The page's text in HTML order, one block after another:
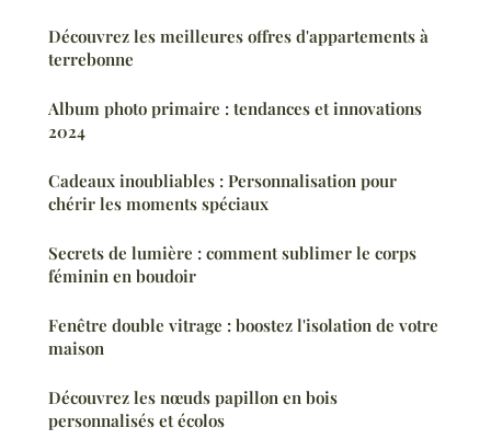
Découvrez les meilleures offres d'appartements à
terrebonne
Album photo primaire : tendances et innovations
2024
Cadeaux inoubliables : Personnalisation pour
chérir les moments spéciaux
Secrets de lumière : comment sublimer le corps
féminin en boudoir
Fenêtre double vitrage : boostez l'isolation de votre
maison
Découvrez les nœuds papillon en bois
personnalisés et écolos